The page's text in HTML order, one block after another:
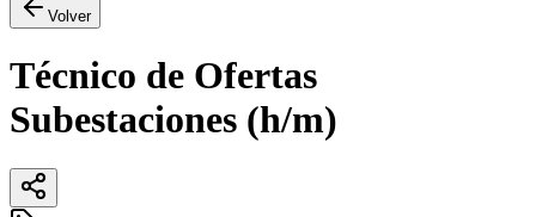
Volver
Técnico de Ofertas
Subestaciones (h/m)